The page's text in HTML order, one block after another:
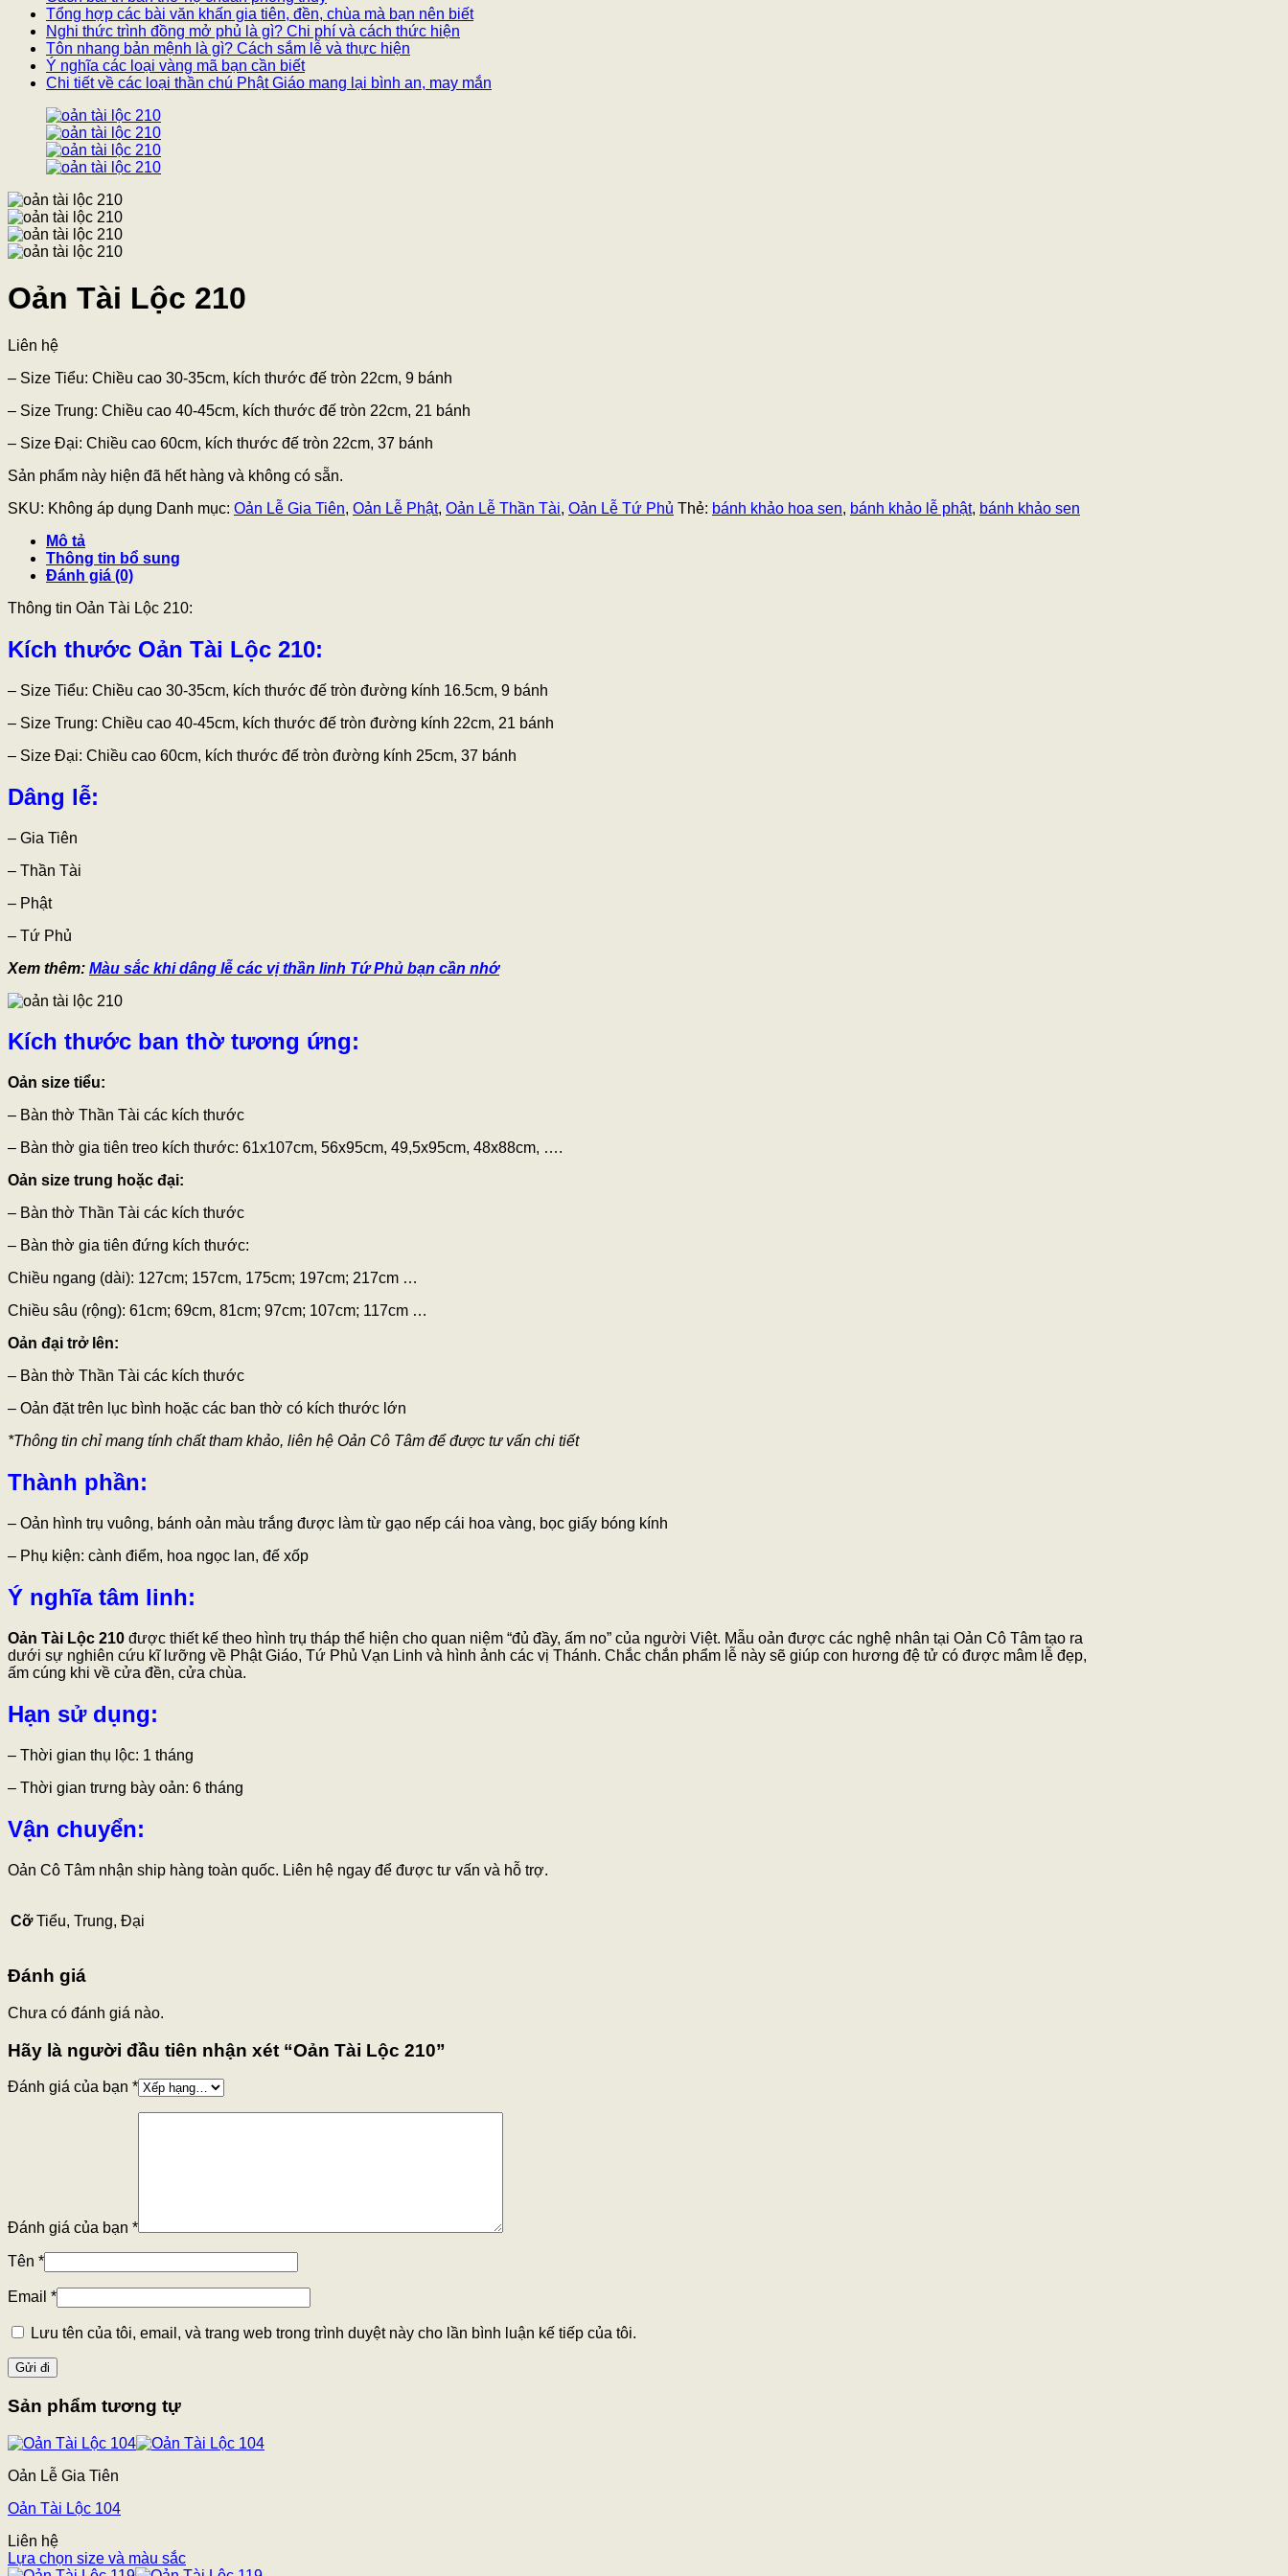
Tổng hợp các bài văn khấn gia tiên, đền, chùa mà bạn nên biết
Nghi thức trình đồng mở phủ là gì? Chi phí và cách thức hiện
Tôn nhang bản mệnh là gì? Cách sắm lễ và thực hiện
Ý nghĩa các loại vàng mã bạn cần biết
Chi tiết về các loại thần chú Phật Giáo mang lại bình an, may mắn
Oản Tài Lộc 210
Liên hệ
– Size Tiểu: Chiều cao 30-35cm, kích thước đế tròn 22cm, 9 bánh
– Size Trung: Chiều cao 40-45cm, kích thước đế tròn 22cm, 21 bánh
– Size Đại: Chiều cao 60cm, kích thước đế tròn 22cm, 37 bánh
Sản phẩm này hiện đã hết hàng và không có sẵn.
SKU: Không áp dụng Danh mục: Oản Lễ Gia Tiên, Oản Lễ Phật, Oản Lễ Thần Tài, Oản Lễ Tứ Phủ Thẻ: bánh khảo hoa sen, bánh khảo lễ phật, bánh khảo sen
Mô tả
Thông tin bổ sung
Đánh giá (0)
Thông tin Oản Tài Lộc 210:
Kích thước Oản Tài Lộc 210:
– Size Tiểu: Chiều cao 30-35cm, kích thước đế tròn đường kính 16.5cm, 9 bánh
– Size Trung: Chiều cao 40-45cm, kích thước đế tròn đường kính 22cm, 21 bánh
– Size Đại: Chiều cao 60cm, kích thước đế tròn đường kính 25cm, 37 bánh
Dâng lễ:
– Gia Tiên
– Thần Tài
– Phật
– Tứ Phủ
Xem thêm: Màu sắc khi dâng lễ các vị thần linh Tứ Phủ bạn cần nhớ
Kích thước ban thờ tương ứng:
Oản size tiểu:
– Bàn thờ Thần Tài các kích thước
– Bàn thờ gia tiên treo kích thước: 61x107cm, 56x95cm, 49,5x95cm, 48x88cm, ….
Oản size trung hoặc đại:
– Bàn thờ Thần Tài các kích thước
– Bàn thờ gia tiên đứng kích thước:
Chiều ngang (dài): 127cm; 157cm, 175cm; 197cm; 217cm …
Chiều sâu (rộng): 61cm; 69cm, 81cm; 97cm; 107cm; 117cm …
Oản đại trở lên:
– Bàn thờ Thần Tài các kích thước
– Oản đặt trên lục bình hoặc các ban thờ có kích thước lớn
*Thông tin chỉ mang tính chất tham khảo, liên hệ Oản Cô Tâm để được tư vấn chi tiết
Thành phần:
– Oản hình trụ vuông, bánh oản màu trắng được làm từ gạo nếp cái hoa vàng, bọc giấy bóng kính
– Phụ kiện: cành điểm, hoa ngọc lan, đế xốp
Ý nghĩa tâm linh:
Oản Tài Lộc 210 được thiết kế theo hình trụ tháp thể hiện cho quan niệm “đủ đầy, ấm no” của người Việt. Mẫu oản được các nghệ nhân tại Oản Cô Tâm tạo ra
dưới sự nghiên cứu kĩ lưỡng về Phật Giáo, Tứ Phủ Vạn Linh và hình ảnh các vị Thánh. Chắc chắn phẩm lễ này sẽ giúp con hương đệ tử có được mâm lễ đẹp,
ấm cúng khi về cửa đền, cửa chùa.
Hạn sử dụng:
– Thời gian thụ lộc: 1 tháng
– Thời gian trưng bày oản: 6 tháng
Vận chuyển:
Oản Cô Tâm nhận ship hàng toàn quốc. Liên hệ ngay để được tư vấn và hỗ trợ.
Cỡ Tiểu, Trung, Đại
Đánh giá
Chưa có đánh giá nào.
Hãy là người đầu tiên nhận xét “Oản Tài Lộc 210”
Đánh giá của bạn *
Đánh giá của bạn *
Tên *
Email *
Lưu tên của tôi, email, và trang web trong trình duyệt này cho lần bình luận kế tiếp của tôi.
Sản phẩm tương tự
Oản Lễ Gia Tiên
Oản Tài Lộc 104
Liên hệ
Lựa chọn size và màu sắc